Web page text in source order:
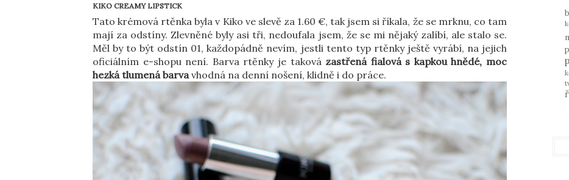
KIKO CREAMY LIPSTICK
Tato krémová rtěnka byla v Kiko ve slevě za 1.60 €, tak jsem si říkala, že se mrknu, co tam
mají za odstíny. Zlevněné byly asi tři, nedoufala jsem, že se mi nějaký zalíbí, ale stalo se.
Měl by to být odstín 01, každopádně nevím, jestli tento typ rtěnky ještě vyrábí, na jejich
oficiálním e-shopu není. Barva rtěnky je taková zastřená fialová s kapkou hnědé, moc
hezká tlumená barva vhodná na denní nošení, klidně i do práce.